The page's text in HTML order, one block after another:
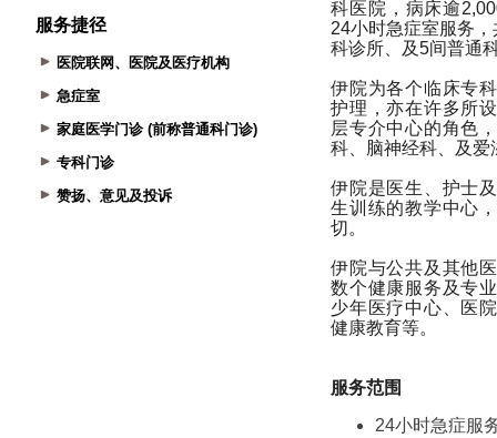
服务捷径
医院联网、医院及医疗机构
急症室
家庭医学门诊 (前称普通科门诊)
专科门诊
赞扬、意见及投诉